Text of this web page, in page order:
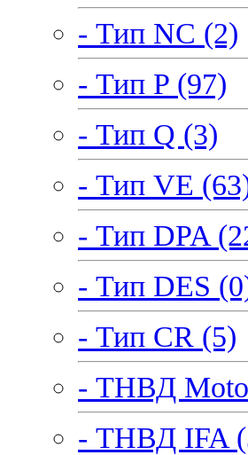
- Тип NC (2)
- Тип P (97)
- Тип Q (3)
- Тип VE
- Тип DPA
- Тип DES
- Тип CR (5)
- ТНВД
- ТНВД IFA